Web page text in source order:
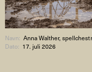
Navn:Anna Walther,
Dato: 17. juli 2026